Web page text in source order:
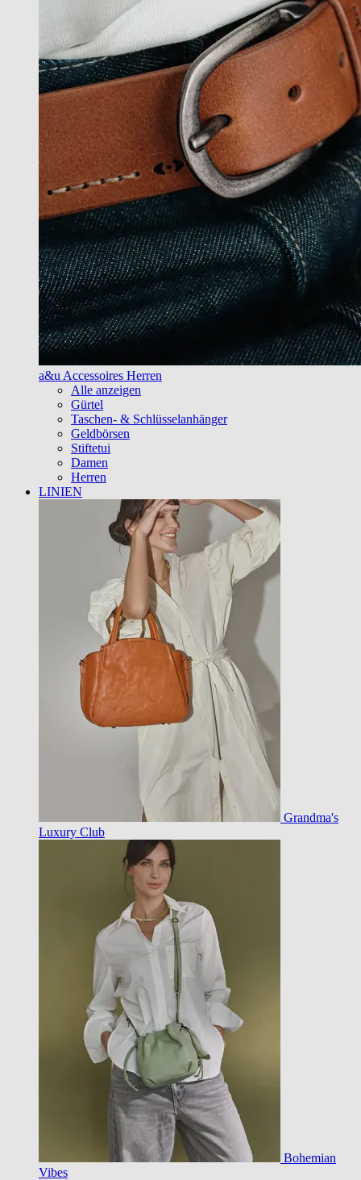
a&u Accessoires Herren
Alle anzeigen
Gürtel
Taschen- & Schlüsselanhänger
Geldbörsen
Stiftetui
Damen
Herren
LINIEN
Grandma's
Luxury Club
Bohemian
Vibes